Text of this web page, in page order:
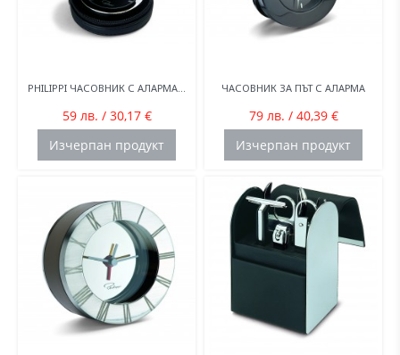
PHILIPPI ЧАСОВНИК С АЛАРМА...
59 лв. / 30,17 €
Изчерпан продукт
ЧАСОВНИК ЗА ПЪТ С АЛАРМА
79 лв. / 40,39 €
Изчерпан продукт